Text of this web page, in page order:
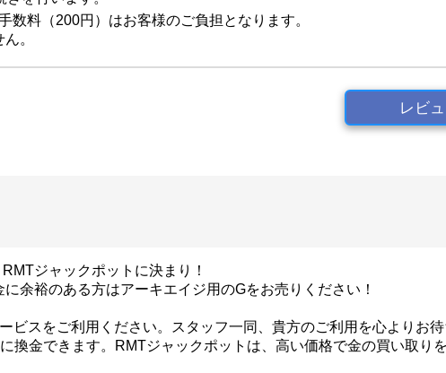
数料（200円）はお客様のご負担となります。
。
レビ
ジャックポットに決まり！
余裕のある方はアーキエイジ用のGをお売りください！
ビスをご利用ください。スタッフ一同、貴方のご利用を心よりお待
換金できます。RMTジャックポットは、高い価格で金の買い取り